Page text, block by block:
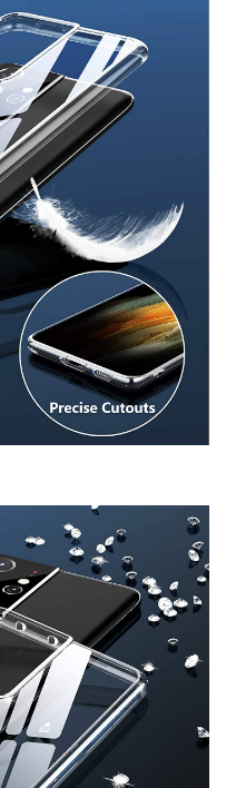
Chúng Tôi
tư vấn, chúng tôi sẽ phản
sớm nhất